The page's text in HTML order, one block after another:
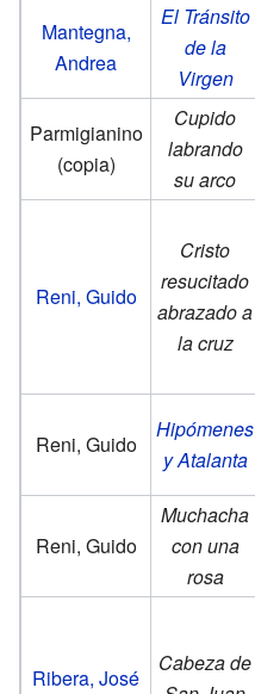
Mantegna,
Andrea
El Tránsito
de la
Virgen
Parmigianino
(copia)
Cupido
labrando
su arco
Reni, Guido
Cristo
resucitado
abrazado a
la cruz
Reni, Guido
Hipómenes
y Atalanta
Reni, Guido
Muchacha
con una
rosa
Ribera, José
Cabeza de